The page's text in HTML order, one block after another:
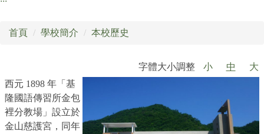
打詐專區
校外人士協助教學或活動專區
首頁 學校簡介 本校歷史
字體大小調整 小 中
大
西元 1898 年「基
隆國語傳習所金包
裡分教場」設立於
金山慈護宮，同年